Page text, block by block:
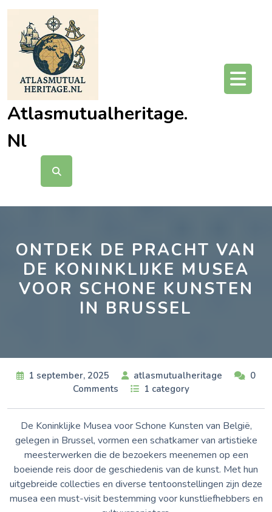
Ga
inhoud
Atlasmutualheritage.
Nl
ONTDEK DE PRACHT VAN
DE KONINKLIJKE MUSEA
VOOR SCHONE KUNSTEN
IN BRUSSEL
1 september, 2025 atlasmutualheritage
0
Comments
1 category
De Koninklijke Musea voor Schone Kunsten van België,
gelegen in Brussel, vormen een schatkamer van artistieke
meesterwerken die de bezoekers meenemen op een
boeiende reis door de geschiedenis van de kunst. Met hun
uitgebreide collecties en diverse tentoonstellingen zijn deze
musea een must-visit bestemming voor kunstliefhebbers en